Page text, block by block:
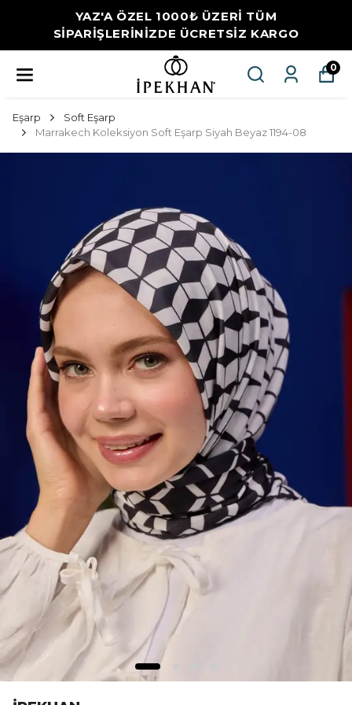
YAZ'A ÖZEL 1000₺ ÜZERİ TÜM
SİPARİŞLERİNİZDE ÜCRETSİZ KARGO
0
Eşarp
Soft Eşarp
Marrakech Koleksiyon Soft Eşarp Siyah Beyaz 1194-08